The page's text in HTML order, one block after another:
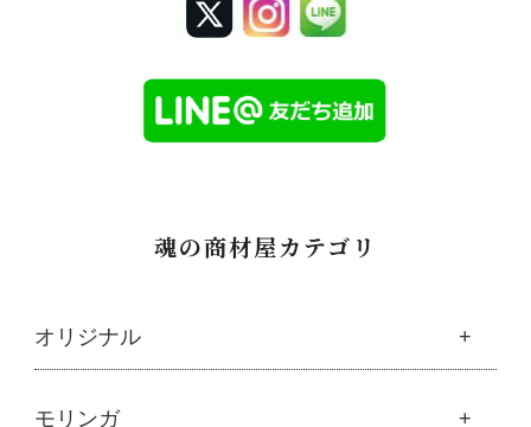
魂の商材屋カテゴリ
オリジナル
魂の商材屋オリジナル
モリンガ